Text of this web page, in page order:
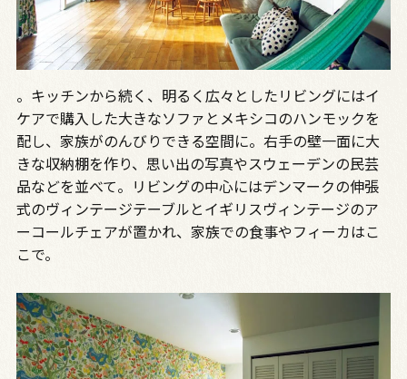
。キッチンから続く、明るく広々としたリビングにはイ
ケアで購入した大きなソファとメキシコのハンモックを
配し、家族がのんびりできる空間に。右手の壁一面に大
きな収納棚を作り、思い出の写真やスウェーデンの民芸
品などを並べて。リビングの中心にはデンマークの伸張
式のヴィンテージテーブルとイギリスヴィンテージのア
ーコールチェアが置かれ、家族での食事やフィーカはこ
こで。